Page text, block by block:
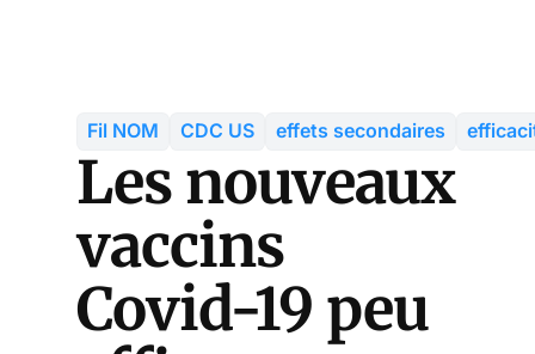
Fil NOM CDC US effets secondaires
Les nouveaux
vaccins
Covid-19 peu